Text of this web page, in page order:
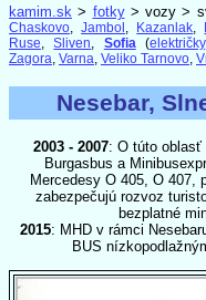
kamim.sk > fotky> vozy >
Chaskovo,Jambol , Kazanlak,
Ruse,Sliven, Sofia(električky
Zagora, Varna, Veliko Tarnovo,
Nesebar,
2003 - 2007: O túto oblasť
Burgasbus a
Mercedesy O 405, O 407,
zabezpečujú rozvoz
bezplatné
2015: MHD v rámci
BUS